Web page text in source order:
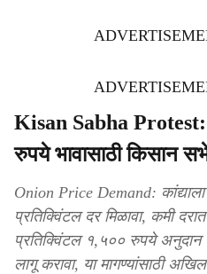
Kisan Sabha Protest:
रुपये भावासाठी किसान
Onion Price Demand:
प्रतिक्विंटल दर मिळावा, कमी
प्रतिक्विंटल १,५०० रुपये अनुदान
लागू करावा, या मागण्यांसाठी